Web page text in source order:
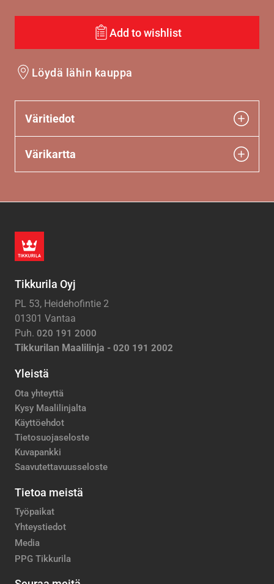
Add to wishlist
Löydä lähin kauppa
Väritiedot
Värikartta
Tikkurila Oyj
PL 53, Heidehofintie 2
01301 Vantaa
Puh. 020 191 2000
Tikkurilan Maalilinja - 020 191 2002
Yleistä
Ota yhteyttä
Kysy Maalilinjalta
Käyttöehdot
Tietosuojaseloste
Kuvapankki
Saavutettavuusseloste
Tietoa meistä
Työpaikat
Yhteystiedot
Media
PPG Tikkurila